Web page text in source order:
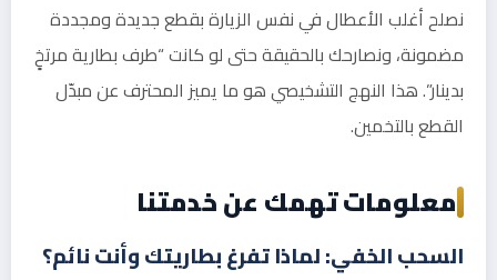
نصلح أغلب الأعطال في نفس الزيارة بقطع جديدة ومجددة
مضمونة، ونصارحك بالحقيقة حتى لو كانت “طرف بطارية مرتخٍ
بدينار”. هذا النهج التشخيصي هو ما يميز المحترف عن مبدّل
القطع بالتخمين.
معلومات تهمك عن خدمتنا
السحب الخفي: لماذا تفرغ بطاريتك وأنت نائم؟